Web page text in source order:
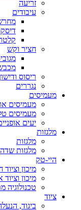
זריעה
עיבודים
חציר וקש
ריסוס
נגררים
מעמיסים
מעמיסים
מעמיסים
יעים
מלגזות
מלגזות
מלגזות שדה
היי-טק
מיכון
מיכון וציוד
ציוד
ביגוד,